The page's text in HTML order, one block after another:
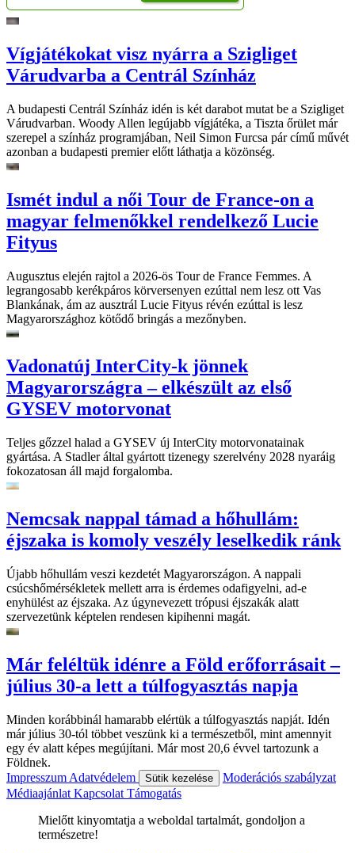
Vígjátékokat visz nyárra a Szigliget
Várudvarba a Centrál Színház
A budapesti Centrál Színház idén is két darabot mutat be a Szigliget
Várudvarban. Woody Allen legújabb vígjátéka, a Tiszta őrület már
szerepel a színház programjában, Neil Simon Furcsa pár című művét
azonban a budapesti premier előtt láthatja a közönség.
Ismét indul a női Tour de France-on a
magyar felmenőkkel rendelkező Lucie
Fityus
Augusztus elején rajtol a 2026-ös Tour de France Femmes. A
legrangosabb kerékpáros körversenyen ezúttal nem lesz ott Vas
Blankának, ám az ausztrál Lucie Fityus révén ezúttal is lesz
Magyarországhoz kötődő bringás a mezőnyben.
Vadonatúj InterCity-k jönnek
Magyarországra – elkészült az első
GYSEV motorvonat
Teljes gőzzel halad a GYSEV új InterCity motorvonatainak
gyártása. A Stadler által gyártott tizenegy szerelvény 2028 nyaráig
fokozatosan áll majd forgalomba.
Nemcsak nappal támad a hőhullám:
éjszaka is komoly veszély leselkedik ránk
Újabb hőhullám veszi kezdetét Magyarországon. A nappali
csúcshőmérsékletek mellett arra is érdemes odafigyelni, ad-e
enyhülést az éjszaka. Az úgynevezett trópusi éjszakák alatt
szervezetünk képtelen rendesen kipihenni magát.
Már feléltük idénre a Föld erőforrásait –
július 30-a lett a túlfogyasztás napja
Minden korábbinál hamarabb elértük a túlfogyasztás napját. Idén
már július 30-tól többet veszünk ki a természetből, mint amennyit
egy év alatt képes megújítani. Már most 20,6 évvel tartozunk a
Földnek.
Impresszum Adatvédelem Sütik kezelése
Moderációs szabályzat
Médiaajánlat Kapcsolat Támogatás
Mielőtt kinyomtatja a weboldal tartalmát, gondoljon a
természetre!